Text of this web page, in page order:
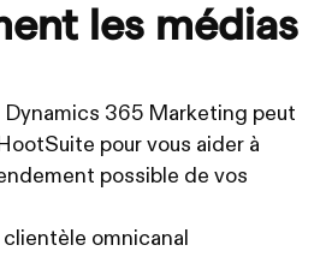
les médias
Dynamics 365 Marketing peut
pour vous aider à
possible de vos
omnicanal